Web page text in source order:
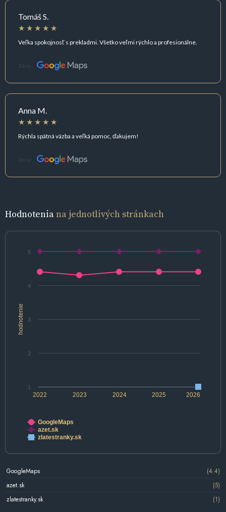
Tomáš S.
Veľka spokojnosť s prekladmi. Všetko veľmi rýchlo a profesionálne.
Zdroj:
Anna M.
Rýchla spätná väzba a veľká pomoc, ďakujem!
Zdroj:
Hodnoteniana jednotlivých stránkach
hodnotenie
2022 2024 2026
2023 2025
1
2
3
4
5
GoogleMaps
azet.sk
zlatestranky.sk
GoogleMaps
(4.4)
azet.sk
(5)
zlatestranky.sk
(1)